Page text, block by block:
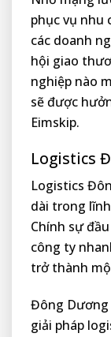
phục vụ nhu
các doanh
hội giao
nghiệp nào
sẽ được
Eimskip.
Logistics
Logistics
dài trong
Chính sự
công ty
trở thành
Đông Dương
giải pháp